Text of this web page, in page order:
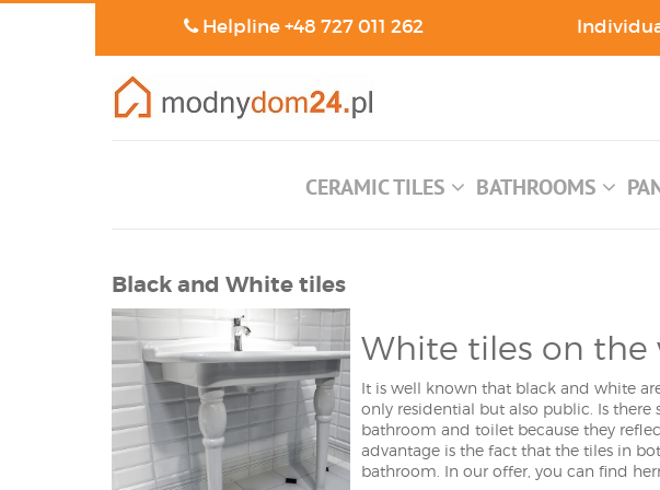
Helpline+48 727 011 262
CERAMIC TILES BATHROOMS
Black and White tiles
White tiles on the
It is well known that black and white
only residential but also public. Is
bathroom and toilet because they
advantage is the fact that the tiles in
bathroom. In our offer, you can find